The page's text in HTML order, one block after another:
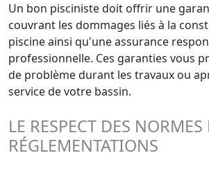
Un bon pisciniste doit offrir une
couvrant les dommages liés à la
piscine ainsi qu'une assurance
professionnelle. Ces garanties vous
de problème durant les travaux ou
service de votre bassin.
LE RESPECT DES NORMES
RÉGLEMENTATIONS